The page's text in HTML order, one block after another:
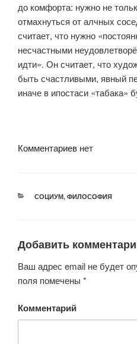
до комфорта: нужно не
отмахнуться от алчных
считает, что нужно
несчастными
идти». Он считает, что
быть счастливыми, явный
иначе в ипостаси «табака»
Комментариев нет
РУБРИКИ
СОЦИУМ, ФИЛОСОФИЯ
Добавить
Ваш адрес email не будет
поля помечены *
Комментарий